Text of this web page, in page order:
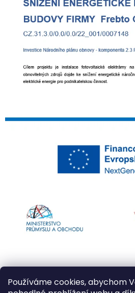
Používáme cookies, abychom